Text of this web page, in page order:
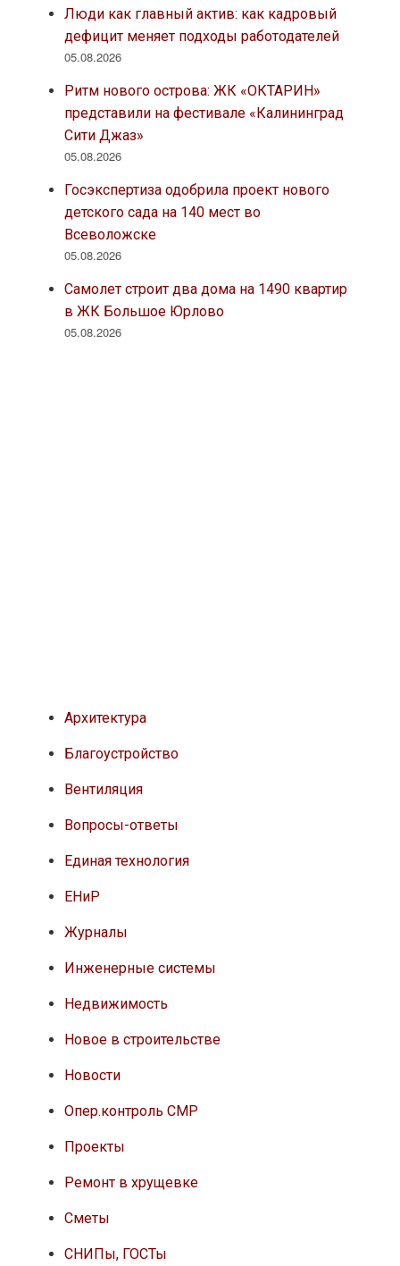
Люди как главный актив: как кадровый
дефицит меняет подходы работодателей
05.08.2026
Ритм нового острова: ЖК «ОКТАРИН»
представили на фестивале «Калининград
Сити Джаз»
05.08.2026
Госэкспертиза одобрила проект нового
детского сада на 140 мест во
Всеволожске
05.08.2026
Самолет строит два дома на 1490 квартир
в ЖК Большое Юрлово
05.08.2026
Архитектура
Благоустройство
Вентиляция
Вопросы-ответы
Единая технология
ЕНиР
Журналы
Инженерные системы
Недвижимость
Новое в строительстве
Новости
Опер.контроль СМР
Проекты
Ремонт в хрущевке
Сметы
СНИПы, ГОСТы